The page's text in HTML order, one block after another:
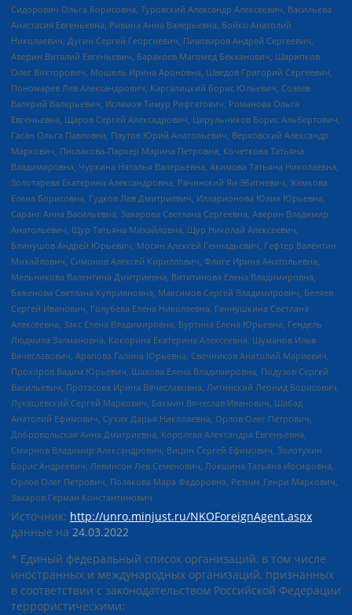
Сидорович Ольга Борисовна, Туровский Александр Алексеевич, Васильева
Анастасия Евгеньевна, Ривина Анна Валерьевна, Бойко Анатолий
Николаевич, Дугин Сергей Георгиевич, Пивоваров Андрей Сергеевич,
Аверин Виталий Евгеньевич, Барахоев Магомед Бекханович, Шарипков
Олег Викторович, Мошель Ирина Ароновна, Шведов Григорий Сергеевич,
Пономарев Лев Александрович, Каргалицкий Борис Юльевич, Созаев
Валерий Валерьевич, Исламов Тимур Рифгатович, Романова Ольга
Евгеньевна, Щаров Сергей Алексадрович, Цирульников Борис Альбертович,
Гасан Ольга Павловна, Паутов Юрий Анатольевич, Верховский Александр
Маркович, Пислакова-Паркер Марина Петровна, Кочеткова Татьяна
Владимировна, Чуркина Наталья Валерьевна, Акимова Татьяна Николаевна,
Золотарева Екатерина Александровна, Рачинский Ян Збигневич, Жемкова
Елена Борисовна, Гудков Лев Дмитриевич, Илларионова Юлия Юрьевна,
Саранг Анна Васильевна, Захарова Светлана Сергеевна, Аверин Владимир
Анатольевич, Щур Татьяна Михайловна, Щур Николай Алексеевич,
Блинушов Андрей Юрьевич, Мосин Алексей Геннадьевич, Гефтер Валентин
Михайлович, Симонов Алексей Кириллович, Флиге Ирина Анатольевна,
Мельникова Валентина Дмитриевна, Вититинова Елена Владимировна,
Баженова Светлана Куприяновна, Максимов Сергей Владимирович, Беляев
Сергей Иванович, Голубева Елена Николаевна, Ганнушкина Светлана
Алексеевна, Закс Елена Владимировна, Буртина Елена Юрьевна, Гендель
Людмила Залмановна, Кокорина Екатерина Алексеевна, Шуманов Илья
Вячеславович, Арапова Галина Юрьевна, Свечников Анатолий Мариевич,
Прохоров Вадим Юрьевич, Шахова Елена Владимировна, Подузов Сергей
Васильевич, Протасова Ирина Вячеславовна, Литинский Леонид Борисович,
Лукашевский Сергей Маркович, Бахмин Вячеслав Иванович, Шабад
Анатолий Ефимович, Сухих Дарья Николаевна, Орлов Олег Петрович,
Добровольская Анна Дмитриевна, Королева Александра Евгеньевна,
Смирнов Владимир Александрович, Вицин Сергей Ефимович, Золотухин
Борис Андреевич, Левинсон Лев Семенович, Локшина Татьяна Иосифовна,
Орлов Олег Петрович, Полякова Мара Федоровна, Резник Генри Маркович,
Захаров Герман Константинович
Источник: http://unro.minjust.ru/NKOForeignAgent.aspx
данные на 24.03.2022
* Единый федеральный список организаций, в том числе
иностранных и международных организаций, признанных
в соответствии с законодательством Российской Федерации
террористическими: